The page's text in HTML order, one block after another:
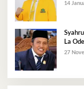
14
La
27